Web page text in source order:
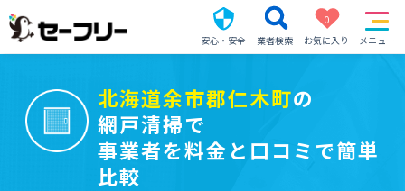
安心・安全 業者検索
0
お気に入り
メニュー
北海道余市郡仁木町の
網戸清掃で
事業者を料金と口コミで簡単
比較